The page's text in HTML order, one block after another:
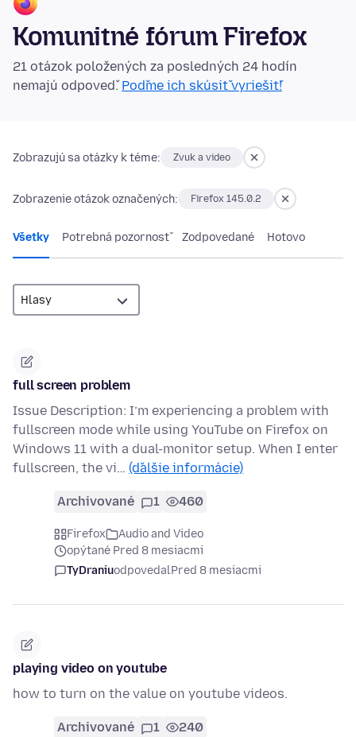
Komunitné fórum Firefox
21 otázok položených za posledných 24 hodín
nemajú odpoveď.Poďme ich skúsiť vyriešiť!
Zobrazujú sa otázky k téme: Zvuk a video
Zobrazenie otázok označených: Firefox 145.0.2
Všetky Potrebná pozornosť Zodpovedané Hotovo
full screen problem
Issue Description: I’m experiencing a problem with
fullscreen mode while using YouTube on Firefox on
Windows 11 with a dual-monitor setup. When I enter
fullscreen, the vi… (ďalšie informácie)
Archivované 1 460
Firefox
Audio and Video
opýtané Pred 8 mesiacmi
TyDraniuodpovedalPred 8 mesiacmi
playing video on youtube
how to turn on the value on youtube videos.
Archivované 1 240